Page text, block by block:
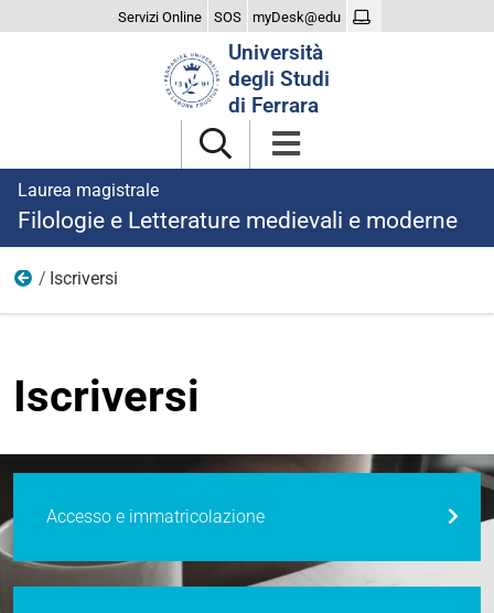
Servizi Online SOS myDesk@edu
Università
degli Studi
di Ferrara
Laurea magistrale
Filologie e Letterature medievali e moderne
Home
Iscriversi
Iscriversi
Accesso e immatricolazione